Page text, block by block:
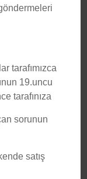
veTamirlerde
tarafımızca
19.uncu
tarafınıza
sorunun
satış